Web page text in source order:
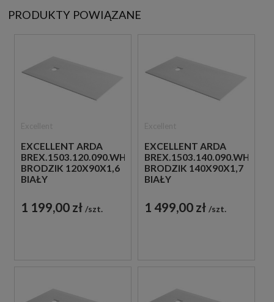
PRODUKTY POWIĄZANE
EXCELLENT ARDA
BREX.1503.120.090.WHN
BRODZIK 120X90X1,6
BIAŁY
1 199,00 zł szt.
EXCELLENT ARDA
BREX.1503.140.090.WHN
BRODZIK 140X90X1,7
BIAŁY
1 499,00 zł szt.